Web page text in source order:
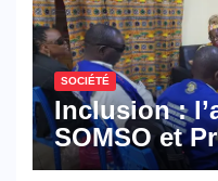
SOCIÉTÉ
Inclusion :
SOMSO et
militent en